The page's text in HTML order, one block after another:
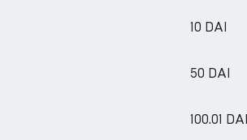
10 DAI
50 DAI
100.01